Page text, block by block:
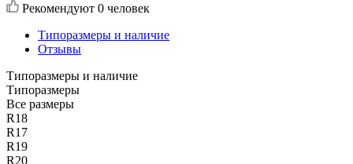
Рекомендуют 0 человек
Типоразмеры и наличие
Отзывы
Типоразмеры и наличие
Типоразмеры
Все размеры
R18
R17
R19
R20